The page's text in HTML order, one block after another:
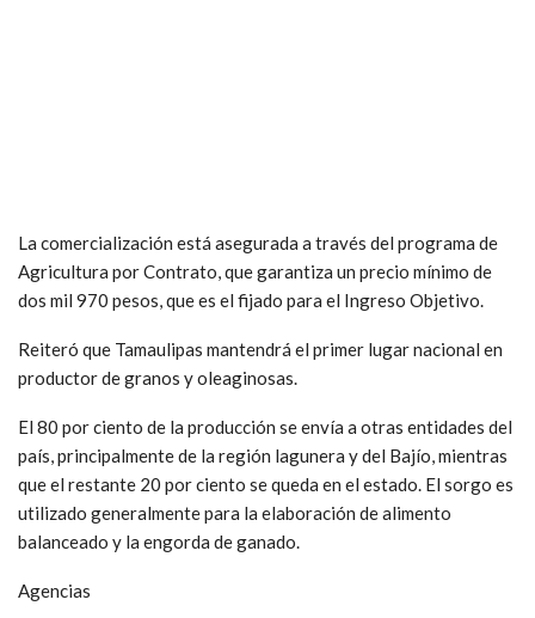
La comercialización está asegurada a través del programa de
Agricultura por Contrato, que garantiza un precio mínimo de
dos mil 970 pesos, que es el fijado para el Ingreso Objetivo.
Reiteró que Tamaulipas mantendrá el primer lugar nacional en
productor de granos y oleaginosas.
El 80 por ciento de la producción se envía a otras entidades del
país, principalmente de la región lagunera y del Bajío, mientras
que el restante 20 por ciento se queda en el estado. El sorgo es
utilizado generalmente para la elaboración de alimento
balanceado y la engorda de ganado.
Agencias